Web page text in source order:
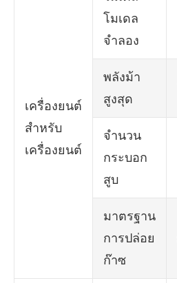
เครื่องยนต์
สำหรับ
เครื่องยนต์
โมเดล
จำลอง
พลังม้า
สูงสุด
จำนวน
กระบอก
สูบ
มาตรฐาน
การปล่อย
ก๊าซ